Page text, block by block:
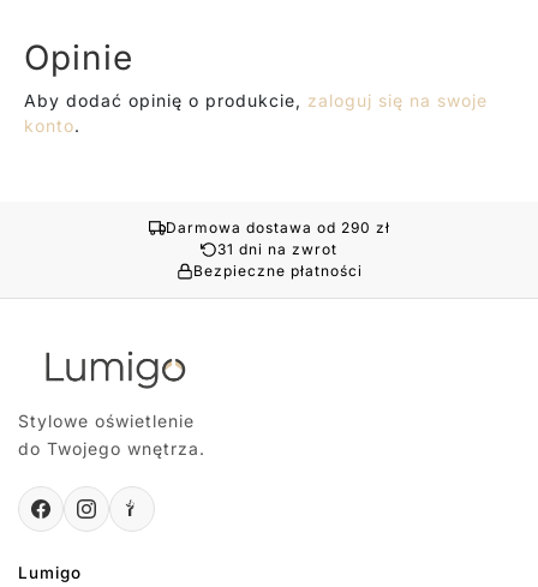
Opinie
Aby dodać opinię o produkcie, zaloguj się na swoje
konto.
Darmowa dostawa od 290 zł
31 dni na zwrot
Bezpieczne płatności
Stylowe oświetlenie
do Twojego wnętrza.
Lumigo